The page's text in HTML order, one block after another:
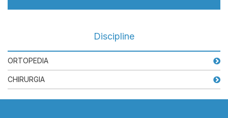
Discipline
ORTOPEDIA
CHIRURGIA